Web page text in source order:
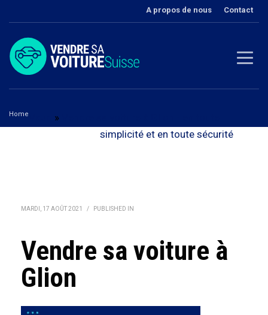
A propos de nous Contact
Home »
simplicité et en toute sécurité
MARDI, 17 AOÛT 2021 / PUBLISHED IN
Vendre sa voiture à
Glion